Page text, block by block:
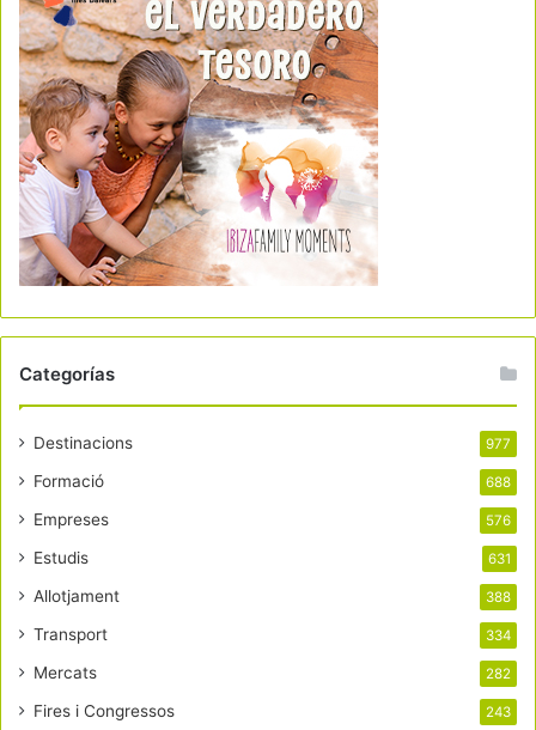
Categorías
Destinacions 977
Formació 688
Empreses 576
Estudis 631
Allotjament 388
Transport 334
Mercats 282
Fires i Congressos 243